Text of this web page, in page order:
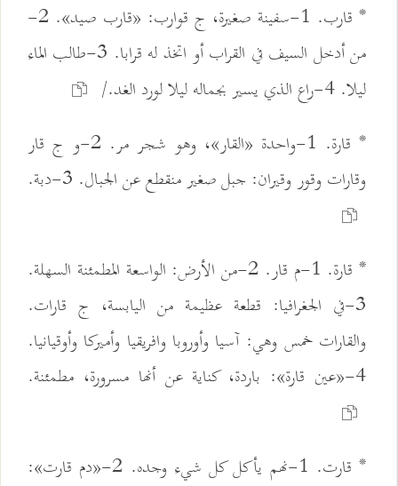
* قارب. 1-سفينة صغيرة، ج قوارب: «قارب صيد». 2-
من أدخل السيف في القراب أو اتخذ له قرابا. 3-طالب الماء
ليلا. 4-راع الذي يسير بجماله ليلا لورد الغد./
* قارة. 1-واحدة «القار»، وهو شجر مر. 2-و ج قار
وقارات وقور وقيران: جبل صغير منقطع عن الجبال. 3-دبة.
* قارة. 1-م قار. 2-من الأرض: الواسعة المطمئنة السهلة.
3-في الجغرافيا: قطعة عظيمة من اليابسة، ج قارات.
والقارات خمس وهي: آسيا وأوروبا وافريقيا وأميركا وأوقيانيا.
4-«عين قارة»: باردة، كناية عن أنها مسرورة، مطمئنة.
* قارت. 1-نهم يأكل كل شيء وجده. 2-«دم قارت»: